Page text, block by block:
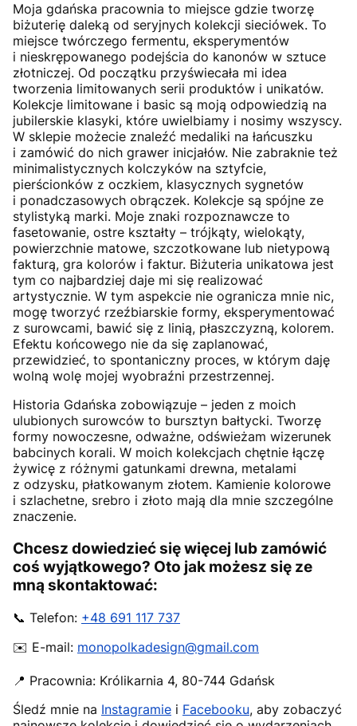
Moja gdańska pracownia to miejsce gdzie tworzę
biżuterię daleką od seryjnych kolekcji sieciówek. To
miejsce twórczego fermentu, eksperymentów
i nieskrępowanego podejścia do kanonów w sztuce
złotniczej. Od początku przyświecała mi idea
tworzenia limitowanych serii produktów i unikatów.
Kolekcje limitowane i basic są moją odpowiedzią na
jubilerskie klasyki, które uwielbiamy i nosimy wszyscy.
W sklepie możecie znaleźć medaliki na łańcuszku
i zamówić do nich grawer inicjałów. Nie zabraknie też
minimalistycznych kolczyków na sztyfcie,
pierścionków z oczkiem, klasycznych sygnetów
i ponadczasowych obrączek. Kolekcje są spójne ze
stylistyką marki. Moje znaki rozpoznawcze to
fasetowanie, ostre kształty – trójkąty, wielokąty,
powierzchnie matowe, szczotkowane lub nietypową
fakturą, gra kolorów i faktur. Biżuteria unikatowa jest
tym co najbardziej daje mi się realizować
artystycznie. W tym aspekcie nie ogranicza mnie nic,
mogę tworzyć rzeźbiarskie formy, eksperymentować
z surowcami, bawić się z linią, płaszczyzną, kolorem.
Efektu końcowego nie da się zaplanować,
przewidzieć, to spontaniczny proces, w którym daję
wolną wolę mojej wyobraźni przestrzennej.
Historia Gdańska zobowiązuje – jeden z moich
ulubionych surowców to bursztyn bałtycki. Tworzę
formy nowoczesne, odważne, odświeżam wizerunek
babcinych korali. W moich kolekcjach chętnie łączę
żywicę z różnymi gatunkami drewna, metalami
z odzysku, płatkowanym złotem. Kamienie kolorowe
i szlachetne, srebro i złoto mają dla mnie szczególne
znaczenie.
Chcesz dowiedzieć się więcej lub zamówić
coś wyjątkowego? Oto jak możesz się ze
mną skontaktować:
📞 Telefon: +48 691 117 737
✉️ E-mail: monopolkadesign@gmail.com
📍 Pracownia: Królikarnia 4, 80-744 Gdańsk
Śledź mnie na Instagramie i Facebooku, aby zobaczyć